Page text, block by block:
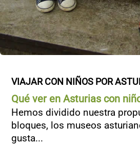
VIAJAR CON NIÑOS POR
Qué ver en Asturias con
Hemos dividido nuestra
bloques, los museos
gusta...